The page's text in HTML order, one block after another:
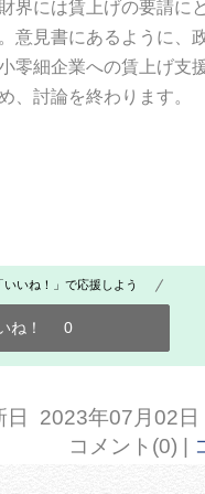
界には賃上げの要請に
意見書にあるように、
零細企業への賃上げ支
、討論を終わります。
いね！」で応援しよう
ね！ 0
日 2023年07月02
コメント(0) |